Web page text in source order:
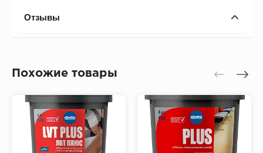
Отзывы
Похожие товары